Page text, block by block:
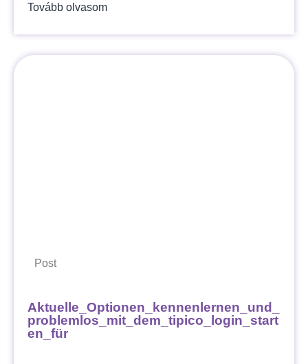
Tovább olvasom
Post
Aktuelle_Optionen_kennenlernen_und_
problemlos_mit_dem_tipico_login_start
en_für